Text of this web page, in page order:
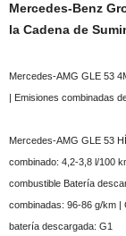
Mercedes‑Benz
la Cadena de
Mercedes-AMG GLE 53
| Emisiones combinadas
Mercedes-AMG GLE 53
combinado: 4,2-3,8 l/100
combustible Batería
combinadas: 96-86 g/km |
batería descargada: G1